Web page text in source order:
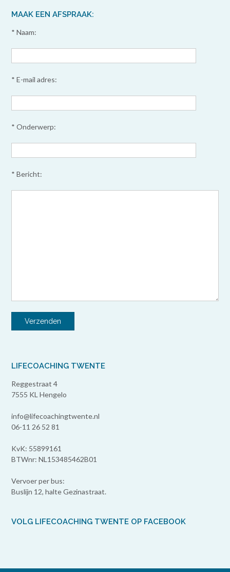
MAAK EEN AFSPRAAK:
* Naam:
* E-mail adres:
* Onderwerp:
* Bericht:
LIFECOACHING TWENTE
Reggestraat 4
7555 KL Hengelo
info@lifecoachingtwente.nl
06-11 26 52 81
KvK: 55899161
BTWnr: NL153485462B01
Vervoer per bus:
Buslijn 12, halte Gezinastraat.
VOLG LIFECOACHING TWENTE OP FACEBOOK